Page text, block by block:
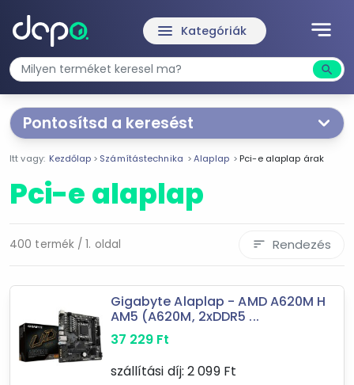
notes
menu Kategóriák
search
Pontosítsd a keresést
Segítünk a keresésben!
Válaszd ki a jellemzőketTe magad!
AM4
DDR3
Intel
MSI
Itt vagy: Kezdőlap Számítástechnika Alaplap Pci-e alaplap árak
Pci-e alaplap
400 termék / 1. oldal sort Rendezés
Gigabyte Alaplap - AMD A620M H
AM5 (A620M, 2xDDR5 ...
37 229 Ft
szállítási díj: 2 099Ft